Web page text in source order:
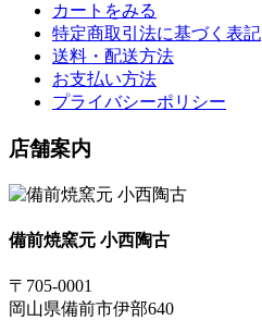
カートをみる
特定商取引法に基づく表記
送料・配送方法
お支払い方法
プライバシーポリシー
店舗案内
備前焼窯元 小西陶古
〒705-0001
岡山県備前市伊部640